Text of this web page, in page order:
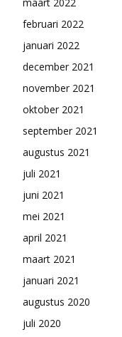
februari 2022
januari 2022
december 2021
november 2021
oktober 2021
september 2021
augustus 2021
juli 2021
juni 2021
mei 2021
april 2021
maart 2021
januari 2021
augustus 2020
juli 2020